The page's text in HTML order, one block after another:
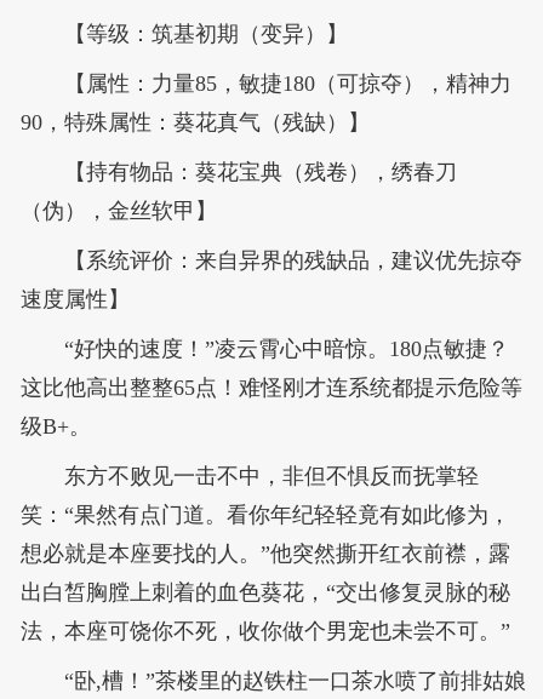
【等级：筑基初期（变异）】
【属性：力量85，敏捷180（可掠夺），精神力
90，特殊属性：葵花真气（残缺）】
【持有物品：葵花宝典（残卷），绣春刀
（伪），金丝软甲】
【系统评价：来自异界的残缺品，建议优先掠夺
速度属性】
“好快的速度！”凌云霄心中暗惊。180点敏捷？
这比他高出整整65点！难怪刚才连系统都提示危险等
级B+。
东方不败见一击不中，非但不惧反而抚掌轻
笑：“果然有点门道。看你年纪轻轻竟有如此修为，
想必就是本座要找的人。”他突然撕开红衣前襟，露
出白皙胸膛上刺着的血色葵花，“交出修复灵脉的秘
法，本座可饶你不死，收你做个男宠也未尝不可。”
“卧,槽！”茶楼里的赵铁柱一口茶水喷了前排姑娘